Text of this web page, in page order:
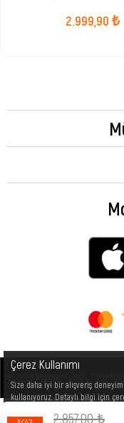
2.857,00 ₺
2.999,90 ₺
Çerez Kullanımı
Size daha iyi bir alışveriş
kullanıyoruz. Detaylı bilgi için